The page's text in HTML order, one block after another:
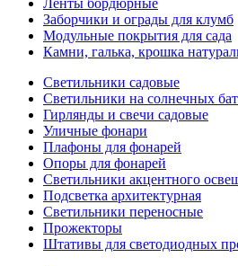
Ленты бордюрные
Заборчики и ограды для клумб
Модульные покрытия для сада
Камни, галька, крошка
Светильники садовые
Светильники на солнечных
Гирлянды и свечи садовые
Уличные фонари
Плафоны для фонарей
Опоры для фонарей
Светильники акцентного
Подсветка архитектурная
Светильники переносные
Прожекторы
Штативы для светодиодных